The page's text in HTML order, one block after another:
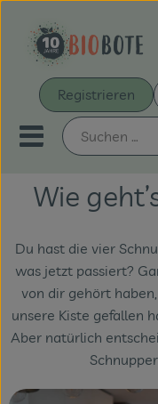
Registrieren
Mobiles
Schnupperkiste
Bio-Kochboxen
Unsere Biokisten
Aus der Region
Wie
Du hast die vier
was jetzt passiert?
von dir gehört
unsere Kiste gefallen
Aber natürlich